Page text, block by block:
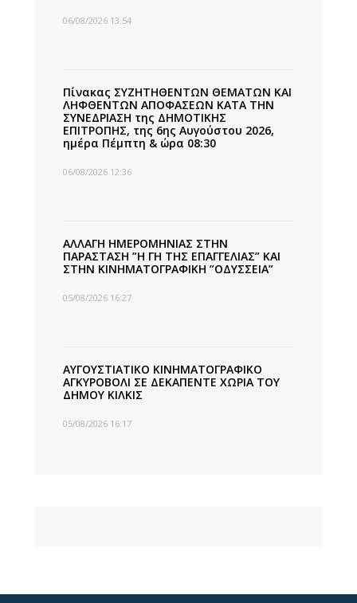
06/08/2026 13:54
Πίνακας ΣΥΖΗΤΗΘΕΝΤΩΝ ΘΕΜΑΤΩΝ ΚΑΙ
ΛΗΦΘΕΝΤΩΝ ΑΠΟΦΑΣΕΩΝ ΚΑΤΑ ΤΗΝ
ΣΥΝΕΔΡΙΑΣΗ της ΔΗΜΟΤΙΚΗΣ
ΕΠΙΤΡΟΠΗΣ, της 6ης Αυγούστου 2026,
ημέρα Πέμπτη & ώρα 08:30
06/08/2026 12:36
ΑΛΛΑΓΗ ΗΜΕΡΟΜΗΝΙΑΣ ΣΤΗΝ
ΠΑΡΑΣΤΑΣΗ ”Η ΓΗ ΤΗΣ ΕΠΑΓΓΕΛΙΑΣ” ΚΑΙ
ΣΤΗΝ ΚΙΝΗΜΑΤΟΓΡΑΦΙΚΗ ”ΟΔΥΣΣΕΙΑ”
05/08/2026 16:27
ΑΥΓΟΥΣΤΙΑΤΙΚΟ ΚΙΝΗΜΑΤΟΓΡΑΦΙΚΟ
ΑΓΚΥΡΟΒΟΛΙ ΣΕ ΔΕΚΑΠΕΝΤΕ ΧΩΡΙΑ ΤΟΥ
ΔΗΜΟΥ ΚΙΛΚΙΣ
05/08/2026 16:17